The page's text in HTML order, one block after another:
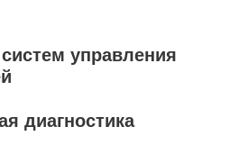
управления
диагностика